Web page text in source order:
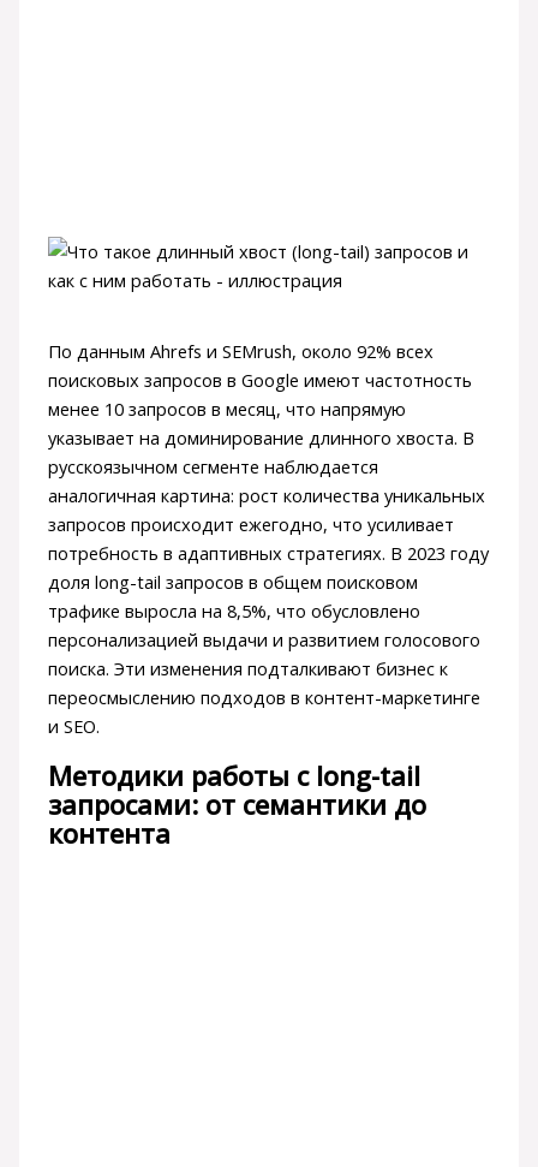
По данным Ahrefs и SEMrush, около 92% всех
поисковых запросов в Google имеют частотность
менее 10 запросов в месяц, что напрямую
указывает на доминирование длинного хвоста. В
русскоязычном сегменте наблюдается
аналогичная картина: рост количества уникальных
запросов происходит ежегодно, что усиливает
потребность в адаптивных стратегиях. В 2023 году
доля long-tail запросов в общем поисковом
трафике выросла на 8,5%, что обусловлено
персонализацией выдачи и развитием голосового
поиска. Эти изменения подталкивают бизнес к
переосмыслению подходов в контент-маркетинге
и SEO.
Методики работы с long-tail
запросами: от семантики до
контента